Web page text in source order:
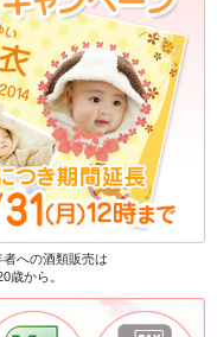
者への酒類販売は
歳から。